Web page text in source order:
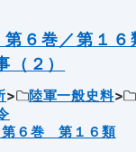
６巻／第１
２）
陸軍一般史料
６巻 第１６類